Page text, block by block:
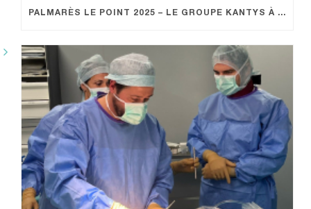
PALMARÈS LE POINT 2025 – LE GROUPE KANTYS À L’HONNEUR